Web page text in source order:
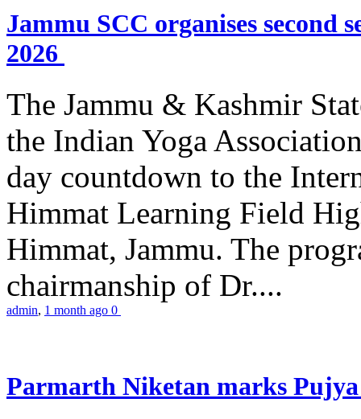
Jammu SCC organises second
2026
The Jammu & Kashmir
the Indian Yoga
day countdown to the
Himmat Learning Field
Himmat, Jammu. The
chairmanship of Dr....
admin, 1 month ago 0
Parmarth Niketan marks